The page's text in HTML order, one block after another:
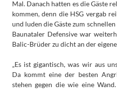
Mal. Danach hatten es die Gäste
kommen, denn die HSG vergab
und luden die Gäste zum
Baunataler Defensive war
Balic-Brüder zu dicht an der
„Es ist gigantisch, was wir aus
Da kommt eine der besten
stehen gegen die wie eine